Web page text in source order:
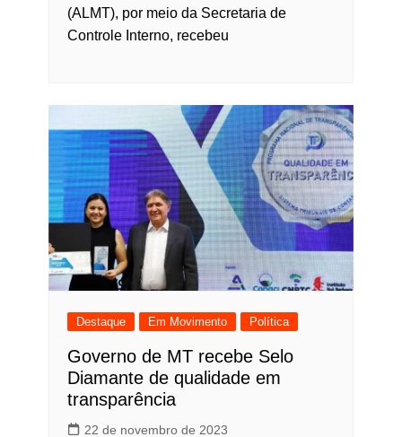
(ALMT), por meio da Secretaria de
Controle Interno, recebeu
Destaque Em Movimento Política
Governo de MT recebe Selo
Diamante de qualidade em
transparência
22 de novembro de 2023